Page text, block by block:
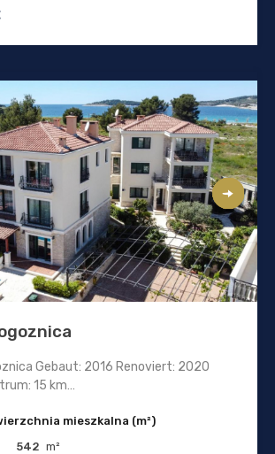
Gebaut: 2016 Renoviert: 2020
15 km…
mieszkalna (m²)
542 m²